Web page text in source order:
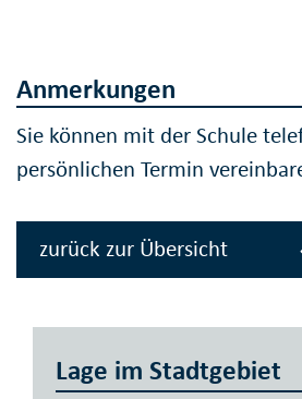
Anmerkungen
Sie können mit der Schule
persönlichen Termin
zurück zur Übersicht
Lage im Stadtgebiet